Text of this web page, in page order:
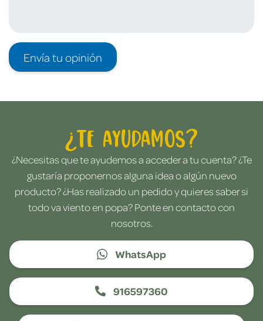
Envía tu opinión
¿Te ayudamos?
¿Necesitas que te ayudemos a acceder a tu cuenta? ¿Te
gustaría proponernos alguna idea o algún nuevo
producto? ¿Has realizado un pedido y quieres saber si
todo va viento en popa? Ponte en contacto con
nosotros.
WhatsApp
916597360